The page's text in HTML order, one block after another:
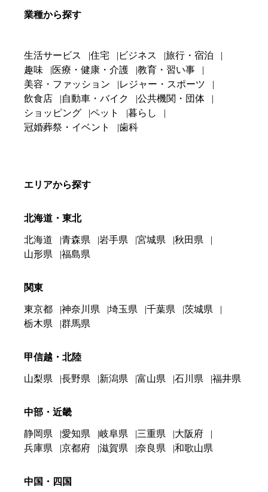
業種から探す
生活サービス 住宅 ビジネス
旅行・宿泊
趣味
医療・健康・介護
教育・習い事
美容・ファッション
レジャー・スポーツ
飲食店
自動車・バイク
公共機関・団体
ショッピング
ペット
暮らし
冠婚葬祭・イベント
歯科
エリアから探す
北海道・東北
北海道 青森県 岩手県 宮城県
秋田県
山形県
福島県
関東
東京都 神奈川県 埼玉県 千葉県
茨城県
栃木県
群馬県
甲信越・北陸
山梨県 長野県 新潟県 富山県 石川県 福井県
中部・近畿
静岡県 愛知県 岐阜県 三重県
大阪府
兵庫県
京都府 滋賀県 奈良県 和歌山県
中国・四国